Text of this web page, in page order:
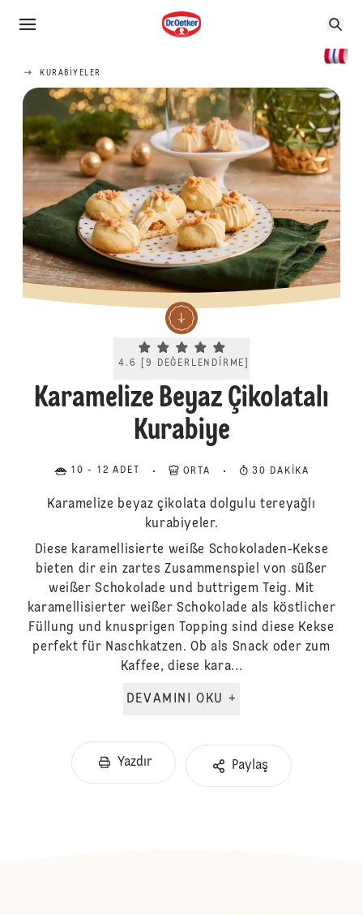
KURABIYELER
Current rating 4.6. Click to rate.
4.6 [9 DEĞERLENDIRME
Karamelize Beyaz Çikolatalı
Kurabiye
10 - 12 ADET ORTA 30 DAKIKA
Karamelize beyaz çikolata dolgulu tereyağlı
kurabiyeler.
Diese karamellisierte weiße Schokoladen-Kekse
bieten dir ein zartes Zusammenspiel von süßer
weißer Schokolade und buttrigem Teig. Mit
karamellisierter weißer Schokolade als köstlicher
Füllung und knusprigen Topping sind diese Kekse
perfekt für Naschkatzen. Ob als Snack oder zum
Kaffee, diese kara...
DEVAMINI OKU +
Yazdır Paylaş